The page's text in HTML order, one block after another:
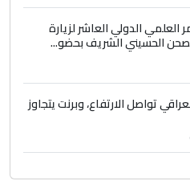
العلمي الدولي العاشر لزيارة
الحسيني الشريف بحضو...
تواصل الارتفاع، وبرنت يتجاوز